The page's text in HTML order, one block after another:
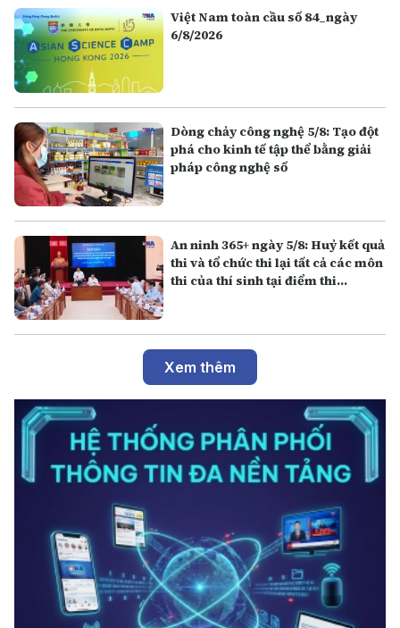
Việt Nam toàn cầu số 84_ngày
6/8/2026
Dòng chảy công nghệ 5/8: Tạo đột
phá cho kinh tế tập thể bằng giải
pháp công nghệ số
An ninh 365+ ngày 5/8: Huỷ kết quả
thi và tổ chức thi lại tất cả các môn
thi của thí sinh tại điểm thi
Xem thêm